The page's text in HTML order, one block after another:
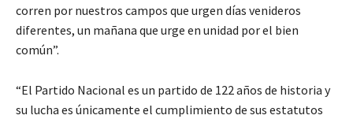
corren por nuestros campos que urgen días venideros
diferentes, un mañana que urge en unidad por el bien
común”.
“El Partido Nacional es un partido de 122 años de historia y
su lucha es únicamente el cumplimiento de sus estatutos